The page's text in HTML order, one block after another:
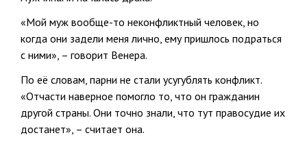
«Мой муж вообще-то неконфликтный человек, но
когда они задели меня лично, ему пришлось подраться
с ними», – говорит Венера.
По её словам, парни не стали усугублять конфликт.
«Отчасти наверное помогло то, что он гражданин
другой страны. Они точно знали, что тут правосудие их
достанет», – считает она.